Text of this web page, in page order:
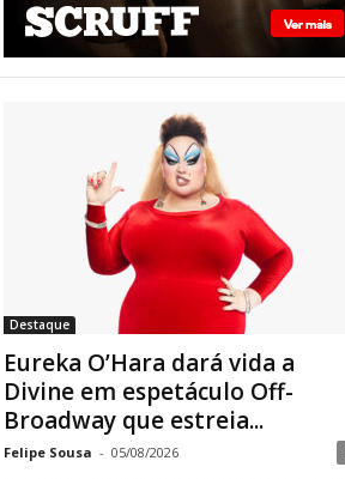
Kennedy Davenport
vida a Divine em
espetáculo Off-
Broadway que
estreia em Nova
York sobre a
trajetória da
lendária drag queen
Destaque
Eureka O’Hara dará vida a
Divine em espetáculo Off-
Broadway que estreia...
Felipe Sousa - 05/08/2026